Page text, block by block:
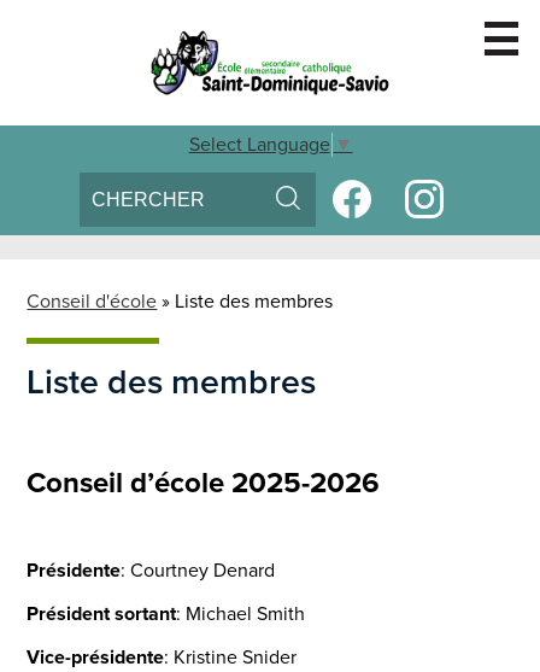
main
content
Conseil d'école
Voix des élèves
Parascolaire
Inscription
Nous Joindre
Select Language ▼
Search
Social
Media
Header
FacebookInstagram
Conseil d'école » Liste des membres
Liste des membres
Conseil d’école 2025-2026
Présidente: Courtney Denard
Président sortant: Michael Smith
Vice-présidente: Kristine Snider